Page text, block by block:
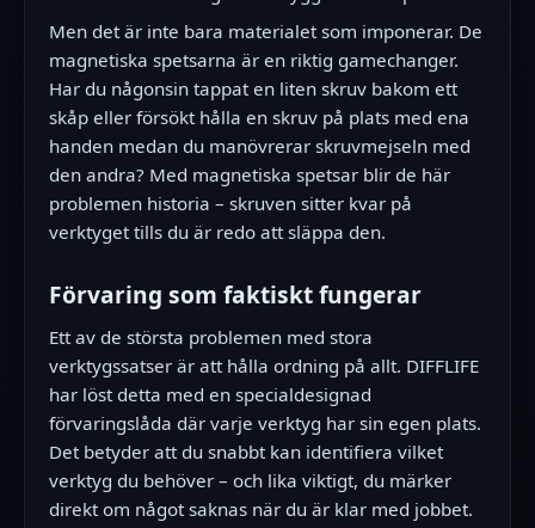
Men det är inte bara materialet som imponerar. De
magnetiska spetsarna är en riktig gamechanger.
Har du någonsin tappat en liten skruv bakom ett
skåp eller försökt hålla en skruv på plats med ena
handen medan du manövrerar skruvmejseln med
den andra? Med magnetiska spetsar blir de här
problemen historia – skruven sitter kvar på
verktyget tills du är redo att släppa den.
Förvaring som faktiskt fungerar
Ett av de största problemen med stora
verktygssatser är att hålla ordning på allt. DIFFLIFE
har löst detta med en specialdesignad
förvaringslåda där varje verktyg har sin egen plats.
Det betyder att du snabbt kan identifiera vilket
verktyg du behöver – och lika viktigt, du märker
direkt om något saknas när du är klar med jobbet.